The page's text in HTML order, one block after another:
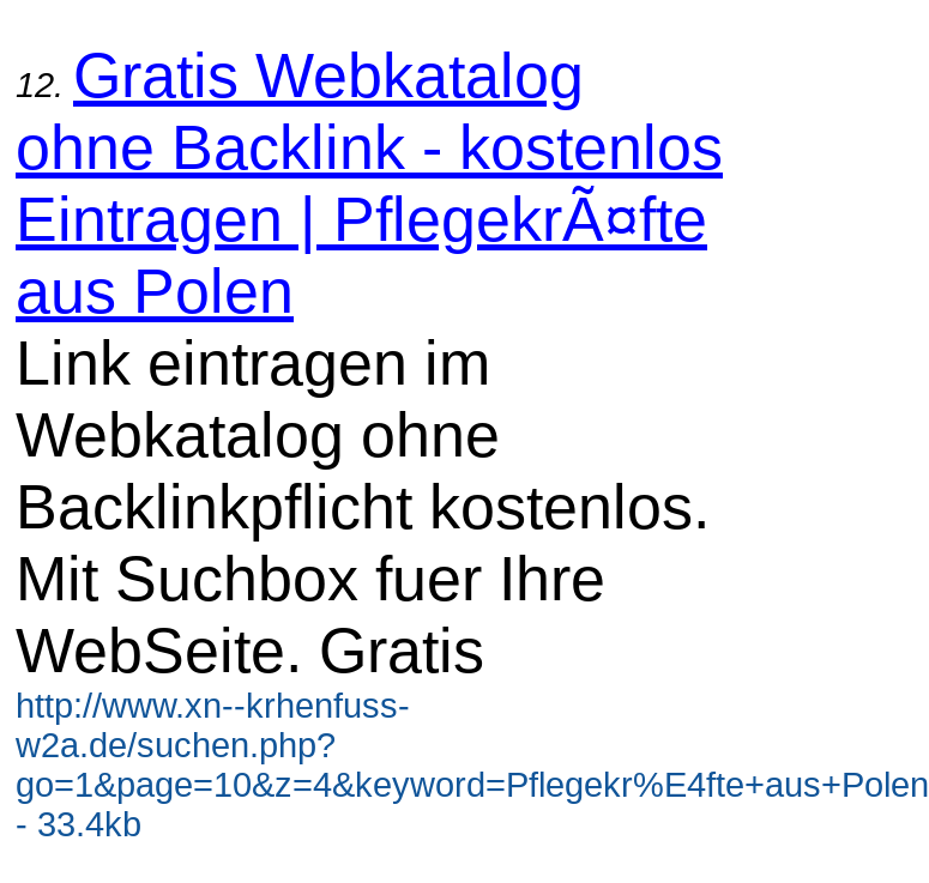
12. Gratis Webkatalog
ohne Backlink - kostenlos
Eintragen | PflegekrÃ¤fte
aus Polen
Link eintragen im
Webkatalog ohne
Backlinkpflicht kostenlos.
Mit Suchbox fuer Ihre
WebSeite. Gratis
http://www.xn--krhenfuss-
w2a.de/suchen.php?
go=1&page=10&z=4&keyword=Pflegekr%E4fte+aus+Polen
- 33.4kb